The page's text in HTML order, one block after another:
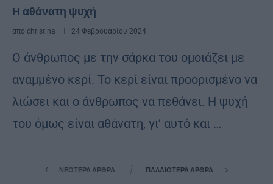
Η αθάνατη ψυχή
από christina 24 Φεβρουαρίου 2024
Ο άνθρωπος με την σάρκα του ομοιάζει με
αναμ­μένο κερί. Το κερί είναι προορισμένο να
λιώσει και ο άνθρωπος να πεθάνει. Η ψυχή
του όμως είναι αθά­νατη, γι’ αυτό και …
ΝΕΌΤΕΡΑ ΆΡΘΡΑ ΠΑΛΑΙΌΤΕΡΑ ΆΡΘΡΑ